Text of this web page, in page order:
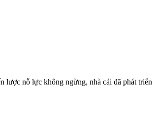
lược nỗ lực không ngừng, nhà cái đã phát triển